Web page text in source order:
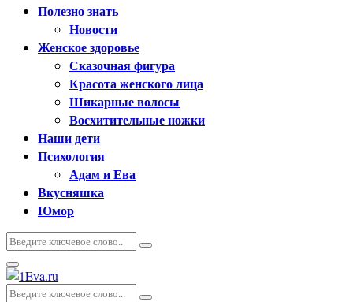
Полезно знать
Новости
Женское здоровье
Сказочная фигура
Красота женского лица
Шикарные волосы
Восхитительные ножки
Наши дети
Психология
Адам и Ева
Вкусняшка
Юмор
Искать:
Поиск
Основное
меню
Искать: